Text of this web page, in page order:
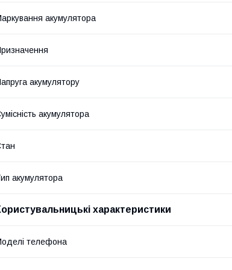
акумулятора
акумулятору
акумулятора
акумулятора
характеристики
телефона